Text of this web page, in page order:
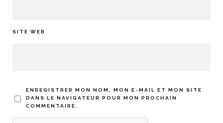
SITE WEB
ENREGISTRER MON NOM, MON E-MAIL ET MON SITE
DANS LE NAVIGATEUR POUR MON PROCHAIN
COMMENTAIRE.